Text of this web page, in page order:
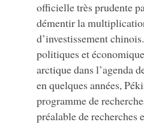
officielle très prudente
démentir la
d’investissement
politiques et
arctique dans l’agenda
en quelques années,
programme de
préalable de recherches